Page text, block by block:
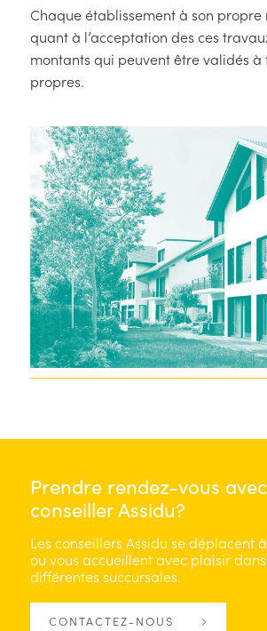
Chaque établissement à son propre
quant à l’acceptation des ces
montants qui peuvent être validés à
propres.
Prendre rendez-vous
conseiller Assidu?
Les conseillers Assidu se déplacent
ou vous accueillent avec plaisir
différentes succursales.
CONTACTEZ-NOUS